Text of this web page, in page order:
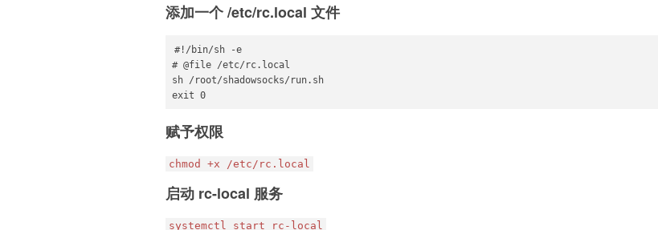
添加一个 /etc/rc.local 文件
#!/bin/sh -e
# @file /etc/rc.local
sh /root/shadowsocks/run.sh
exit 0
赋予权限
chmod +x /etc/rc.local
启动 rc-local 服务
systemctl start rc-local